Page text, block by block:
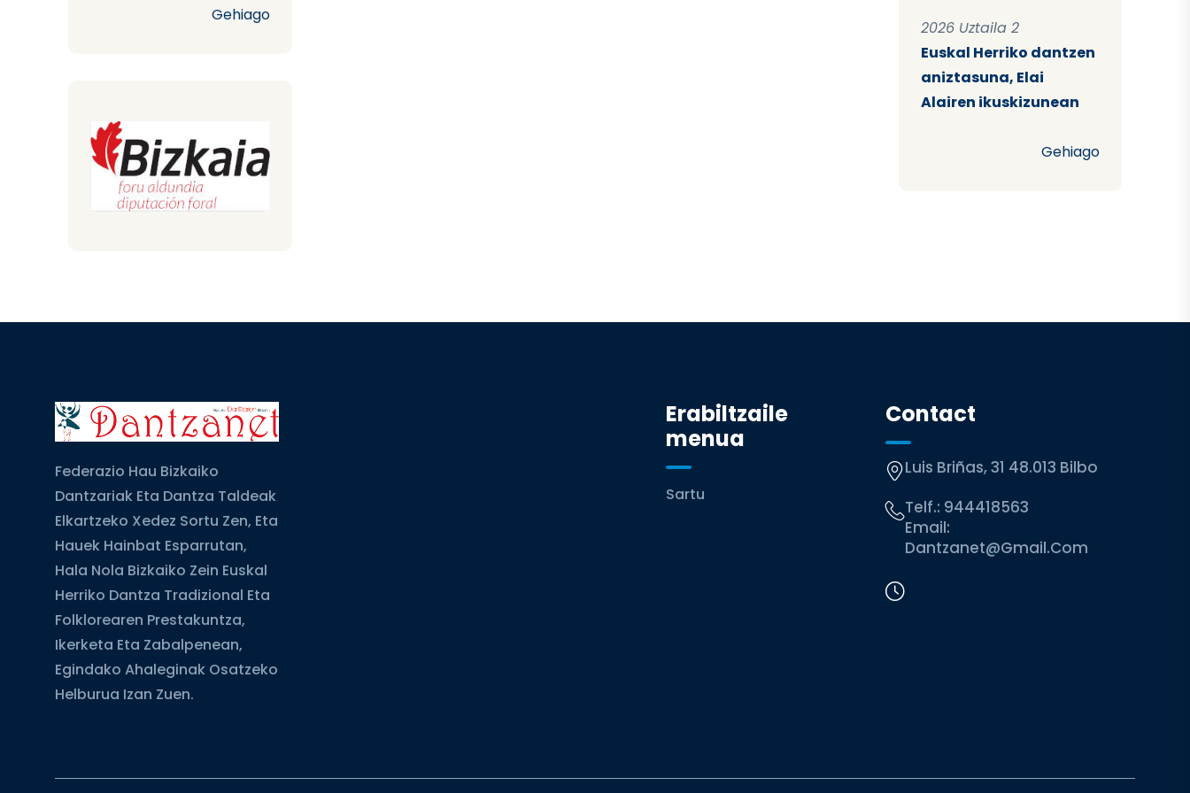
Gehiago
2026 Uztaila 2
Euskal Herriko dantzen
aniztasuna, Elai
Alairen ikuskizunean
Gehiago
Federazio Hau Bizkaiko
Dantzariak Eta Dantza Taldeak
Elkartzeko Xedez Sortu Zen, Eta
Hauek Hainbat Esparrutan,
Hala Nola Bizkaiko Zein Euskal
Herriko Dantza Tradizional Eta
Folklorearen Prestakuntza,
Ikerketa Eta Zabalpenean,
Egindako Ahaleginak Osatzeko
Helburua Izan Zuen.
Erabiltzaile
menua
Sartu
Contact
Luis Briñas, 31 48.013 Bilbo
Telf.: 944418563
Email:
Dantzanet@gmail.com